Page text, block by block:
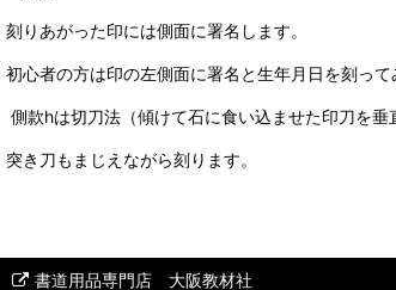
刻りあがった印には側面に署名します。
初心者の方は印の左側面に署名と生年月日を刻って
側款hは切刀法（傾けて石に食い込ませた印刀を垂
突き刀もまじえながら刻ります。
書道用品専門店 大阪教材社